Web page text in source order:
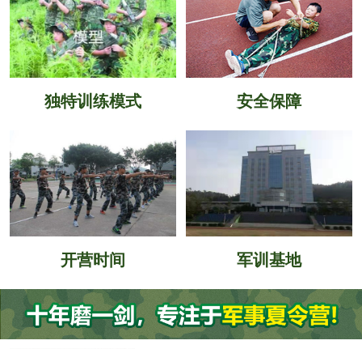
独特训练模式 安全保障
开营时间 军训基地